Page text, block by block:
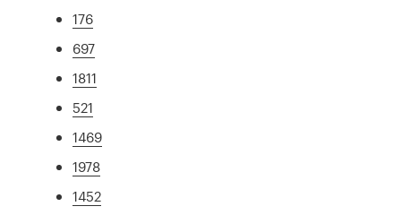
176
697
1811
521
1469
1978
1452